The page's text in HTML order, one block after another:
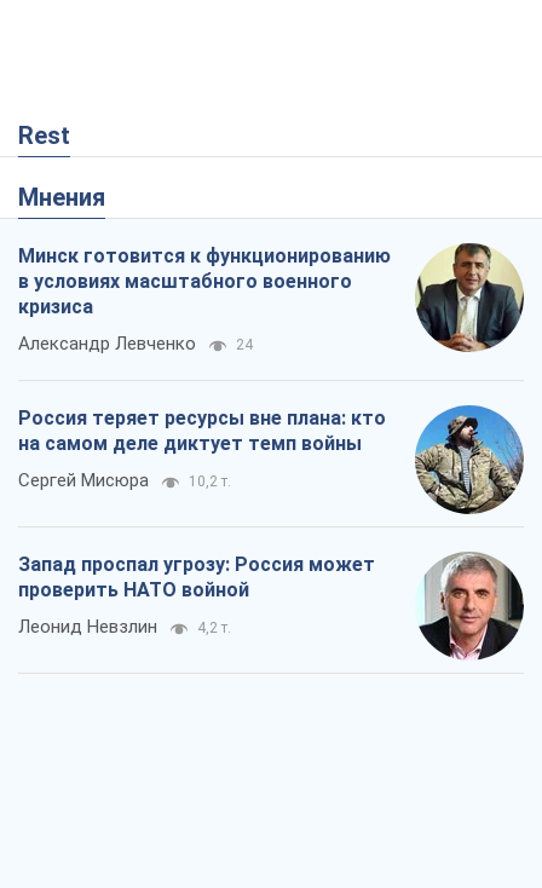
Rest
Мнения
Минск готовится к функционированию
в условиях масштабного военного
кризиса
Александр Левченко 24
Россия теряет ресурсы вне плана: кто
на самом деле диктует темп войны
Сергей Мисюра 10,2 т.
Запад проспал угрозу: Россия может
проверить НАТО войной
Леонид Невзлин 4,2 т.